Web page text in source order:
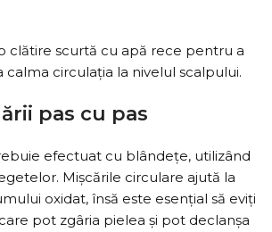
clătire scurtă cu apă rece pentru a
calma circulația la nivelul scalpului.
pas cu pas
efectuat cu blândețe, utilizând
Mișcările circulare ajută la
oxidat, însă este esențial să eviți
pot zgâria pielea și pot declanșa